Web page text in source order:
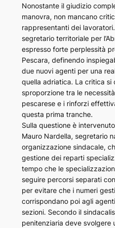
Nonostante il giudizio
manovra, non mancano
rappresentanti dei
segretario territoriale per
espresso forte perplessità
Pescara, definendo
due nuovi agenti per una
quella adriatica. La critica si
sproporzione tra le
pescarese e i rinforzi
questa prima tranche.
Sulla questione è
Mauro Nardella, segretario
organizzazione sindacale,
gestione dei reparti
tempo che le
seguire percorsi separati
per evitare che i numeri
corrispondano poi agli
sezioni. Secondo il
penitenziaria deve svolgere